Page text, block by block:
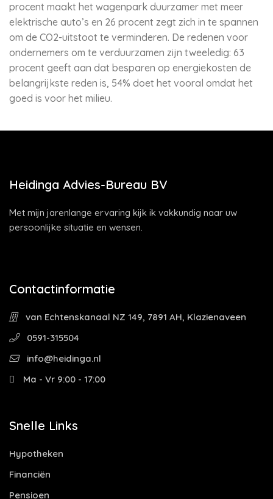
procent maakt het wagenpark duurzamer met meer
elektrische auto’s en 26 procent zegt zich in te spannen
om de CO2-uitstoot te verminderen. De redenen voor
ondernemers om te verduurzamen zijn tweeledig: 63
procent geeft aan dat besparen op energiekosten de
belangrijkste reden is, 54% doet het vooral omdat het
goed is voor het milieu.
Heidinga Advies-Bureau BV
Met mijn jarenlange ervaring kijk ik vakkundig naar uw
persoonlijke situatie en wensen.
Contactinformatie
van Echtenskanaal NZ 149, 7891 AH, Klazienaveen
0591-315504
info@heidinga.nl
Ma - Vr 9:00 - 17:00
Snelle Links
Hypotheken
Financiën
Pensioen